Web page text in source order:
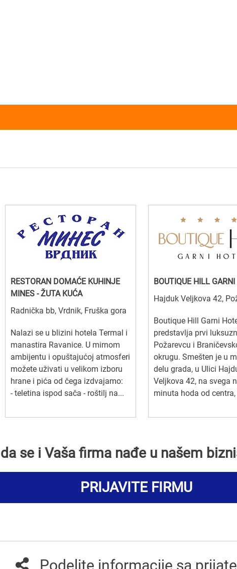
RESTORAN DOMAĆE KUHINJE
MINES - ŽUTA KUĆA
Radnička bb, Vrdnik, Fruška gora
Nalazi se u blizini hotela Termal i
manastira Ravanice. U mirnom
ambijentu i opuštajućoj atmosferi
možete uživati u velikom izboru
hrane i pića od čega izdvajamo:
- teletina ispod sača - roštilj na...
BOUTIQUE HILL
Hajduk Veljkova 42,
Boutique Hill Garni
predstavlja prvi
Požarevcu i
okrugu. Smešten je u
delu grada, u Ulici
Veljkova 42, na svega
minuta hoda od
se i Vaša firma nađe u našem
PRIJAVITE FIRMU
Podelite informacije sa